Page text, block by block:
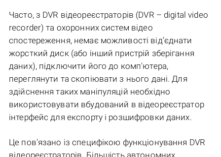
Часто, з DVR відеореєстраторів (DVR – digital video
recorder) та охоронних систем відео
спостереження, немає можливості від’єднати
жорсткий диск (або інший пристрій зберігання
даних), підключити його до комп'ютера,
переглянути та скопіювати з нього дані. Для
здійснення таких маніпуляцій необхідно
використовувати вбудований в відеореєстратор
інтерфейс для експорту і розшифровки даних.
Це пов'язано із специфікою функціонування DVR
відеореєстраторів. Більшість автономних